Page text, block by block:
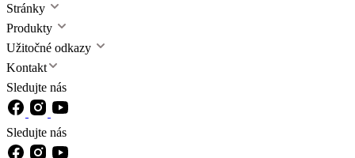
Stránky
Produkty
Užitočné odkazy
Kontakt
Sledujte nás
Sledujte nás